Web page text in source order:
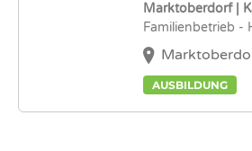
Marktoberdorf |
Familienbetrieb -
AUSBILDUNG